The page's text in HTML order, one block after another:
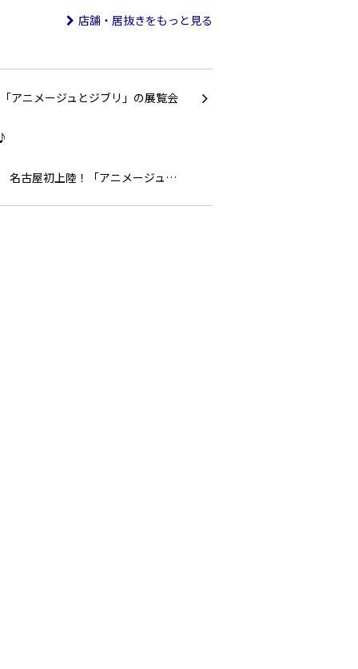
店舗・居抜きをもっと見る
名古屋初上陸！「アニメージュ…